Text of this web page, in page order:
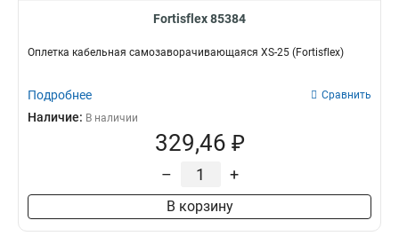
Fortisflex 85384
Оплетка кабельная самозаворачивающаяся XS-25 (Fortisflex)
Подробнее Сравнить
Наличие: В наличии
329,46 ₽
– +
В корзину